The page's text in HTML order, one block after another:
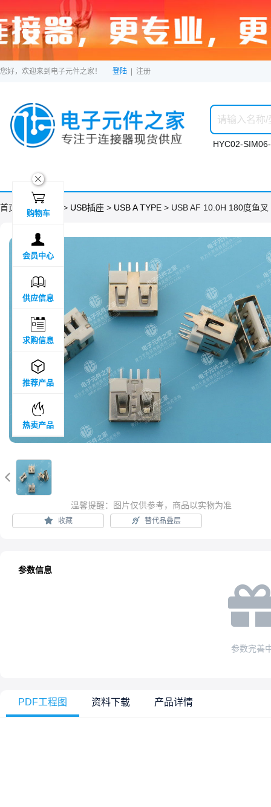
您好，欢迎来到电子元件之家！ 登陆 注册
HYC02-
首页 > 分类目录 > USB插座 > USB A TYPE > USB AF 10.0H 180度鱼叉

温馨提醒：图片仅供参考，商品以实物为准
收藏 替代品叠层
参数信息
参数完善
PDF工程图 资料下载 产品详情
ဆ

购物车

会员中心

供应信息

求购信息

推荐产品

热卖产品